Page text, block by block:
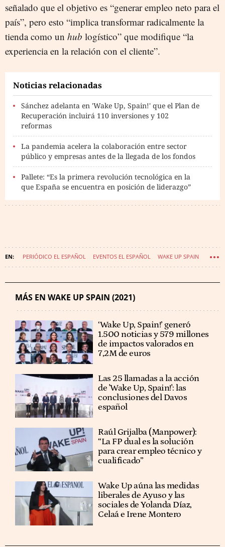
señalado que el objetivo es “generar empleo neto para el
país”, pero esto “implica transformar radicalmente la
tienda como un hub logístico” que modifique “la
experiencia en la relación con el cliente”.
Noticias relacionadas
Sánchez adelanta en 'Wake Up, Spain!' que el Plan de
Recuperación incluirá 110 inversiones y 102
reformas
La pandemia acelera la colaboración entre sector
público y empresas antes de la llegada de los fondos
Pallete: “Es la primera revolución tecnológica en la
que España se encuentra en posición de liderazgo”
PERIÓDICO EL ESPAÑOL EVENTOS EL ESPAÑOL WAKE UP SPAIN
MÁS EN WAKE UP SPAIN (2021)
‘Wake Up, Spain!’ generó
1.500 noticias y 579 millones
de impactos valorados en
7,2M de euros
Las 25 llamadas a la acción
de 'Wake Up, Spain!': las
conclusiones del Davos
español
Raúl Grijalba (Manpower):
“La FP dual es la solución
para crear empleo técnico y
cualificado”
Wake Up aúna las medidas
liberales de Ayuso y las
sociales de Yolanda Díaz,
Celaá e Irene Montero